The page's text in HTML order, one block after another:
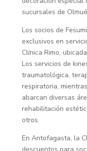
sucursales de
Los socios de
exclusivos en
Clínica Rimo,
Los servicios de
traumatológica,
respiratoria,
abarcan diversas
rehabilitación
otros.
En Antofagasta, la